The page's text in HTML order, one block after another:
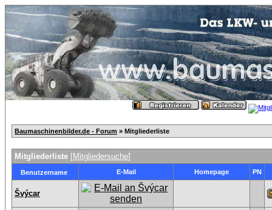
Baumaschinenbilder.de - Forum » Mitgliederliste
Mitgliederliste [Mitgliedersuche]
Benutzername E-Mail Homepage PN
Švýcar